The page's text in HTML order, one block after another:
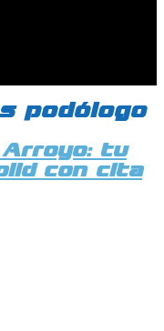
podólogo
Arroyo: tu
con cita